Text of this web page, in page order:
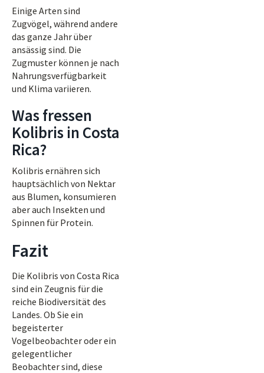
Einige Arten sind
Zugvögel, während andere
das ganze Jahr über
ansässig sind. Die
Zugmuster können je nach
Nahrungsverfügbarkeit
und Klima variieren.
Was fressen
Kolibris in Costa
Rica?
Kolibris ernähren sich
hauptsächlich von Nektar
aus Blumen, konsumieren
aber auch Insekten und
Spinnen für Protein.
Fazit
Die Kolibris von Costa Rica
sind ein Zeugnis für die
reiche Biodiversität des
Landes. Ob Sie ein
begeisterter
Vogelbeobachter oder ein
gelegentlicher
Beobachter sind, diese